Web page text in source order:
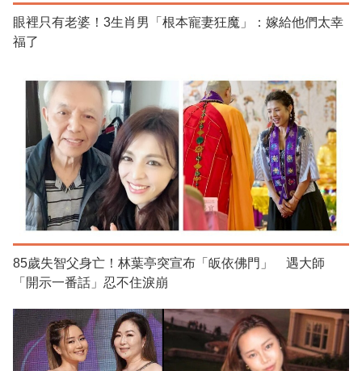
眼裡只有老婆！3生肖男「根本寵妻狂魔」：嫁給他們太幸
福了
85歲失智父身亡！林葉亭突宣布「皈依佛門」 遇大師
「開示一番話」忍不住淚崩